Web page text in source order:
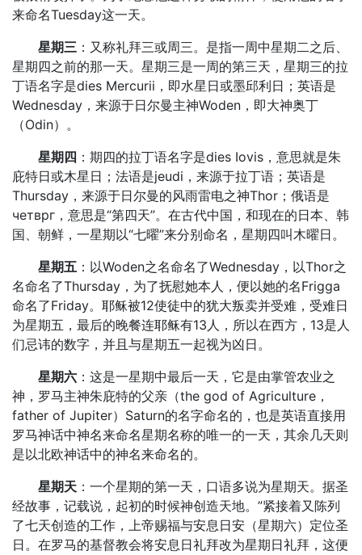
来命名Tuesday这一天。
星期三 ：又称礼拜三或周三。是指一周中星期二之后、
星期四之前的那一天。星期三是一周的第三天，星期三的拉
丁语名字是dies Mercurii，即水星日或墨邱利日；英语是
Wednesday，来源于日尔曼主神Woden，即大神奥丁
（Odin）。
星期四 ：期四的拉丁语名字是dies Iovis，意思就是朱
庇特日或木星日；法语是jeudi，来源于拉丁语；英语是
Thursday，来源于日尔曼的风雨雷电之神Thor；俄语是
четврг，意思是“第四天”。在古代中国，和现在的日本、韩
国、朝鲜，一星期以“七曜”来分别命名，星期四叫木曜日。
星期五 ：以Woden之名命名了Wednesday，以Thor之
名命名了Thursday，为了抚慰她本人，便以她的名Frigga
命名了Friday。耶稣被12使徒中的犹大叛卖并受难，受难日
为星期五，最后的晚餐连耶稣有13人，所以在西方，13是人
们忌讳的数字，并且与星期五一起视为凶日。
星期六 ：这是一星期中最后一天，它是由掌管农业之
神，罗马主神朱庇特的父亲（the god of Agriculture，
father of Jupiter）Saturn的名字命名的，也是英语直接用
罗马神话中神名来命名星期名称的唯一的一天，其余几天则
是以北欧神话中的神名来命名的。
星期天 ：一个星期的第一天，口语多说为星期天。据圣
经故事，记载说，起初的时候神创造天地。”紧接着又陈列
了七天创造的工作，上帝赐福与安息日安（星期六）定位圣
日。在罗马的基督教会将安息日礼拜改为星期日礼拜，这便